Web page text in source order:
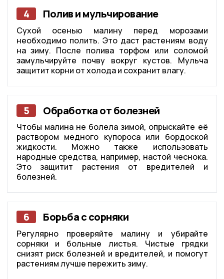
4 Полив и мульчирование
Сухой осенью малину перед морозами
необходимо полить. Это даст растениям воду
на зиму. После полива торфом или соломой
замульчируйте почву вокруг кустов. Мульча
защитит корни от холода и сохранит влагу.
5 Обработка от болезней
Чтобы малина не болела зимой, опрыскайте её
раствором медного купороса или бордоской
жидкости. Можно также использовать
народные средства, например, настой чеснока.
Это защитит растения от вредителей и
болезней.
6 Борьба с сорняки
Регулярно проверяйте малину и убирайте
сорняки и больные листья. Чистые грядки
снизят риск болезней и вредителей, и помогут
растениям лучше пережить зиму.